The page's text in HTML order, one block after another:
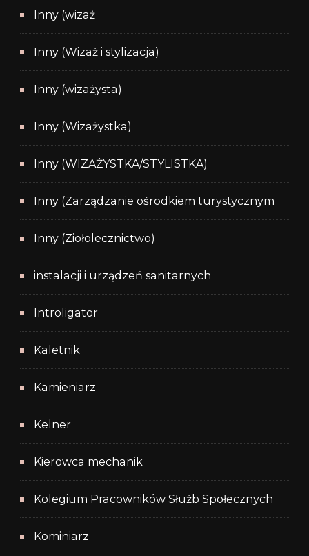
Inny (wizaż
Inny (Wizaż i stylizacja)
Inny (wizażysta)
Inny (Wizażystka)
Inny (WIZAŻYSTKA/STYLISTKA)
Inny (Zarządzanie ośrodkiem turystycznym
Inny (Ziołolecznictwo)
instalacji i urządzeń sanitarnych
Introligator
Kaletnik
Kamieniarz
Kelner
Kierowca mechanik
Kolegium Pracowników Służb Społecznych
Kominiarz